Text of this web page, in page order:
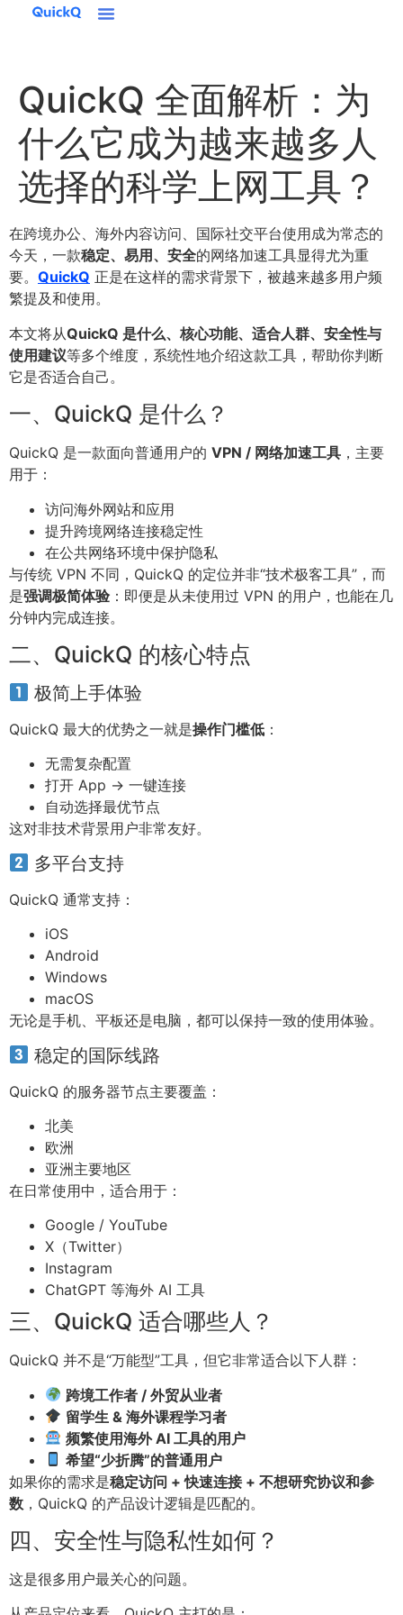
QuickQ 全面解析：为
什么它成为越来越多人
选择的科学上网工具？
在跨境办公、海外内容访问、国际社交平台使用成为常态的
今天，一款稳定、易用、安全的网络加速工具显得尤为重
要。 QuickQ 正是在这样的需求背景下，被越来越多用户频
繁提及和使用。
本文将从QuickQ 是什么、核心功能、适合人群、安全性与
使用建议等多个维度，系统性地介绍这款工具，帮助你判断
它是否适合自己。
一、QuickQ 是什么？
QuickQ 是一款面向普通用户的 VPN / 网络加速工具 ，主要
用于：
访问海外网站和应用
提升跨境网络连接稳定性
在公共网络环境中保护隐私
与传统 VPN 不同，QuickQ 的定位并非“技术极客工具”，而
是强调极简体验 ：即便是从未使用过 VPN 的用户，也能在几
分钟内完成连接。
二、QuickQ 的核心特点
极简上手体验
QuickQ 最大的优势之一就是操作门槛低 ：
无需复杂配置
打开 App → 一键连接
自动选择最优节点
这对非技术背景用户非常友好。
多平台支持
QuickQ 通常支持：
iOS
Android
Windows
macOS
无论是手机、平板还是电脑，都可以保持一致的使用体验。
稳定的国际线路
QuickQ 的服务器节点主要覆盖：
北美
欧洲
亚洲主要地区
在日常使用中，适合用于：
Google / YouTube
X（Twitter）
Instagram
ChatGPT 等海外 AI 工具
三、QuickQ 适合哪些人？
QuickQ 并不是“万能型”工具，但它非常适合以下人群：
跨境工作者 / 外贸从业者
留学生 & 海外课程学习者
频繁使用海外 AI 工具的用户
希望“少折腾”的普通用户
如果你的需求是稳定访问 + 快速连接 + 不想研究协议和参
数 ，QuickQ 的产品设计逻辑是匹配的。
四、安全性与隐私性如何？
这是很多用户最关心的问题。